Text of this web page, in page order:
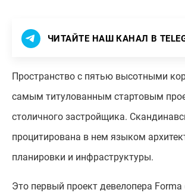
ЧИТАЙТЕ НАШ КАНАЛ В
Пространство с пятью высотными
самым титулованным стартовым
столичного застройщика.
процитирована в нем языком
планировки и инфраструктуры.
Это первый проект девелопера Forma